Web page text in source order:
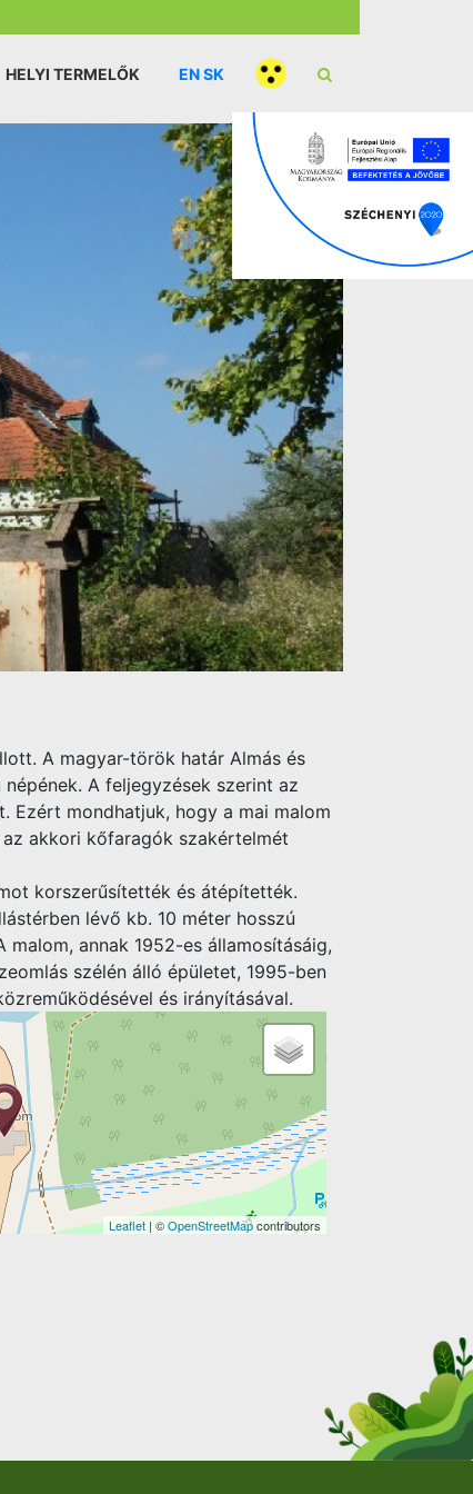
HELYI TERMELŐK ENSK
A magyar-török határ Almás és
A feljegyzések szerint az
Ezért mondhatjuk, hogy a mai malom
akkori kőfaragók szakértelmét
korszerűsítették és átépítették.
lévő kb. 10 méter hosszú
annak 1952-es államosításáig,
szélén álló épületet, 1995-ben
és irányításával.
Leaflet | ©OpenStreetMapcontributors